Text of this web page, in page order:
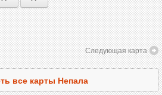
Следующая карта
все карты Непала